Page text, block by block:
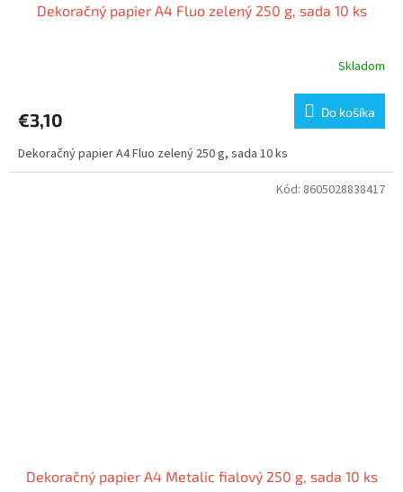
Dekoračný papier A4 Fluo zelený 250 g, sada 10 ks
Skladom
€3,10 Do košíka
Dekoračný papier A4 Fluo zelený 250 g, sada 10 ks
Dekoračný papier A4 Metalic fialový 250 g, sada 10 ks
Kód: 8605028838417